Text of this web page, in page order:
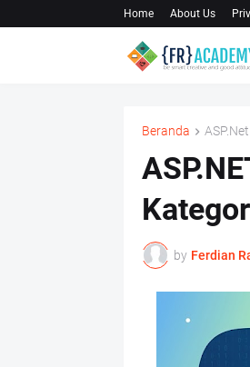
Home About Us
Beranda ASP.Net
by Ferdian